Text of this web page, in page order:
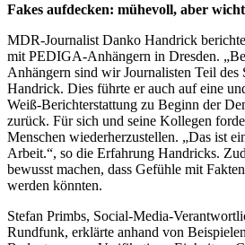
Fakes aufdecken: mühevoll, aber
MDR-Journalist Danko Handrick
mit PEDIGA-Anhängern in Dresden.
Anhängern sind wir Journalisten Teil des
Handrick. Dies führte er auch auf eine
Weiß-Berichterstattung zu Beginn der
zurück. Für sich und seine Kollegen
Menschen wiederherzustellen. „Das ist
Arbeit.“, so die Erfahrung Handricks.
bewusst machen, dass Gefühle mit
werden könnten.
Stefan Primbs, Social-Media-
Rundfunk, erklärte anhand von